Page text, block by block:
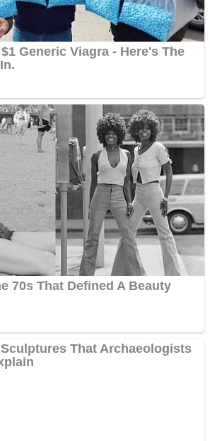
Vând domeniu+website
de publicitate de tip
Adsense
Pastorul Liviu Radu a
trecut la Domnul
Anchetă incendiară la
Gherla, polițist acuzat de